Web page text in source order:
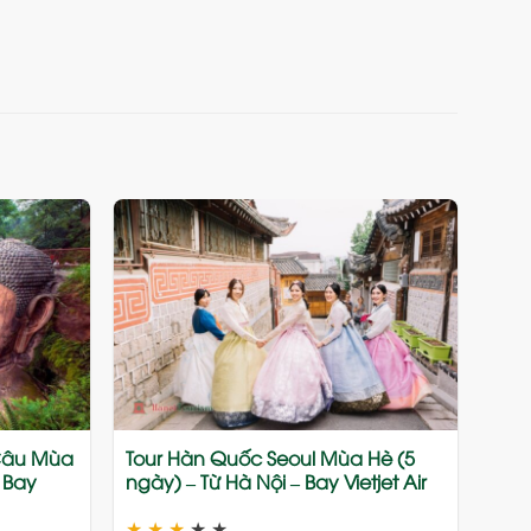
Add
to
wishlist
Mùa
Add
to
wishlist
Tour Hàn Quốc Seoul Mùa Hè (5
ngày) – Từ Hà Nội – Bay Vietjet Air